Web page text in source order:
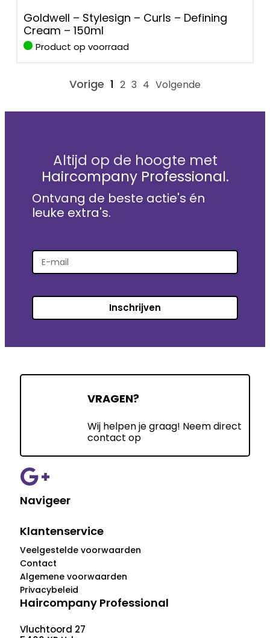
Goldwell – Stylesign – Curls – Defining
Cream – 150ml
Product op voorraad
Vorige 1 2 3 4 Volgende
Altijd op de hoogte met
Haircompany Professional.
Ontvang de beste actie's én
leuke extra's.
Inschrijven
VRAGEN?
Wij helpen je graag! Neem direct
contact op
Navigeer
Klantenservice
Veelgestelde voorwaarden
Contact
Algemene voorwaarden
Privacybeleid
Haircompany Professional
Vluchtoord 27